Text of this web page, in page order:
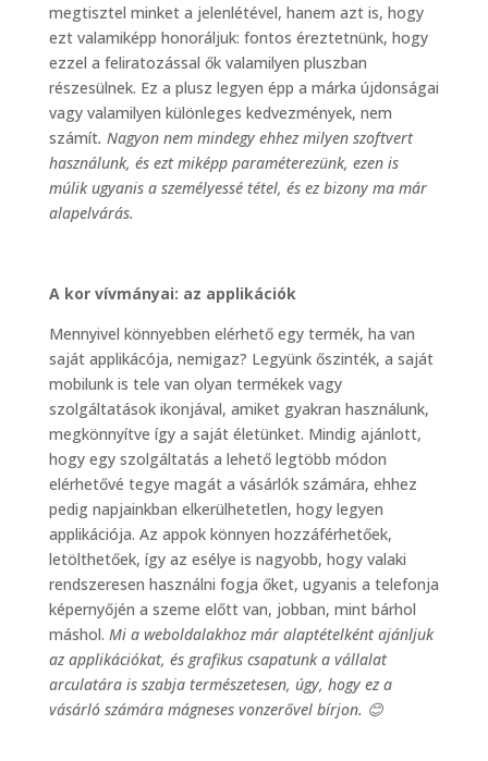
megtisztel minket a jelenlétével, hanem azt is, hogy
ezt valamiképp honoráljuk: fontos éreztetnünk, hogy
ezzel a feliratozással ők valamilyen pluszban
részesülnek. Ez a plusz legyen épp a márka újdonságai
vagy valamilyen különleges kedvezmények, nem
számít. Nagyon nem mindegy ehhez milyen szoftvert
használunk, és ezt miképp paraméterezünk, ezen is
múlik ugyanis a személyessé tétel, és ez bizony ma már
alapelvárás.
A kor vívmányai: az applikációk
Mennyivel könnyebben elérhető egy termék, ha van
saját applikácója, nemigaz? Legyünk őszinték, a saját
mobilunk is tele van olyan termékek vagy
szolgáltatások ikonjával, amiket gyakran használunk,
megkönnyítve így a saját életünket. Mindig ajánlott,
hogy egy szolgáltatás a lehető legtöbb módon
elérhetővé tegye magát a vásárlók számára, ehhez
pedig napjainkban elkerülhetetlen, hogy legyen
applikációja. Az appok könnyen hozzáférhetőek,
letölthetőek, így az esélye is nagyobb, hogy valaki
rendszeresen használni fogja őket, ugyanis a telefonja
képernyőjén a szeme előtt van, jobban, mint bárhol
máshol. Mi a weboldalakhoz már alaptételként ajánljuk
az applikációkat, és grafikus csapatunk a vállalat
arculatára is szabja természetesen, úgy, hogy ez a
vásárló számára mágneses vonzerővel bírjon. 😊